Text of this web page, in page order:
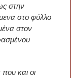
στην
στο φύλλο
στον
και οι